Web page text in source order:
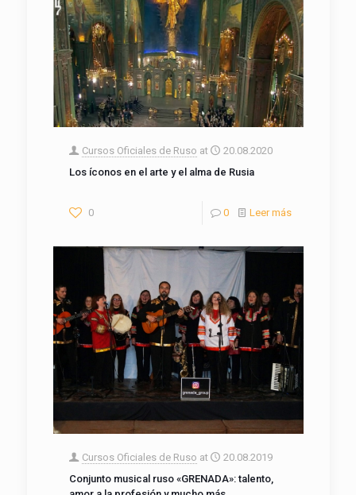
Cursos Oficiales de Ruso at
20.08.2020
Los íconos en el arte y el alma de Rusia
0 0 Leer más
Cursos Oficiales de Ruso at
20.08.2019
Conjunto musical ruso «GRENADA»: talento,